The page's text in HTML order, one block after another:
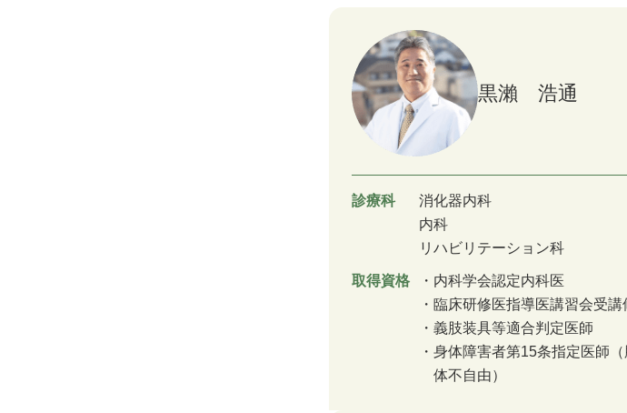
黒瀨 浩通
診療科
消化器内科
内科
リハビリテーション科
取得資格
内科学会認定内科医
臨床研修医指導医講習会受講
義肢装具等適合判定医師
身体障害者第15条指定医師（
体不自由）